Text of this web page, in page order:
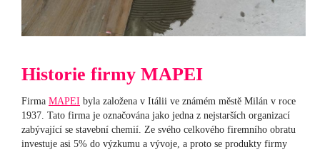
Historie firmy MAPEI
Firma MAPEI byla založena v Itálii ve známém městě Milán v roce
1937. Tato firma je označována jako jedna z nejstarších organizací
zabývající se stavební chemií. Ze svého celkového firemního obratu
investuje asi 5% do výzkumu a vývoje, a proto se produkty firmy